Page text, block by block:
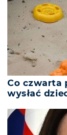
Co czwarta
wysłać